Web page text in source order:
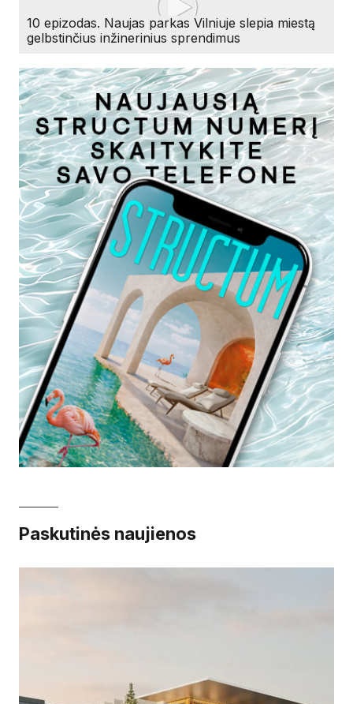
10 epizodas. Naujas parkas Vilniuje slepia miestą
gelbstinčius inžinerinius sprendimus
Paskutinės naujienos